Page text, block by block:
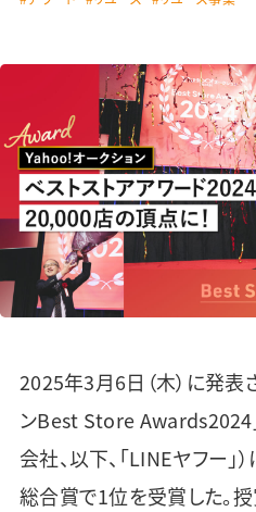
2025年3月6日（木）に発表
ンBest Store Awards2024
会社、以下、「LINEヤフー」
総合賞で1位を受賞した。